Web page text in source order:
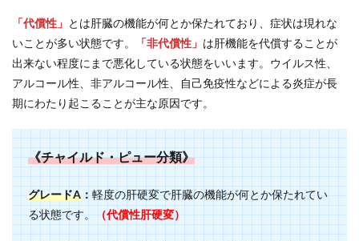
「代償性」 とは肝臓の機能が何とか保たれており、症状は現れな
いことが多い状態です。
「非代償性」 は肝機能を代償することが
出来ない程度にまで悪化している状態をいいます。ウイルス性、
アルコール性、非アルコール性、自己免疫性などによる炎症が長
期にわたり起こることが主な原因です。
《チャイルド・ピュー分類》
グレードA：軽度の肝硬変で肝臓の機能が何とか保たれてい
る状態です。（代償性肝硬変）